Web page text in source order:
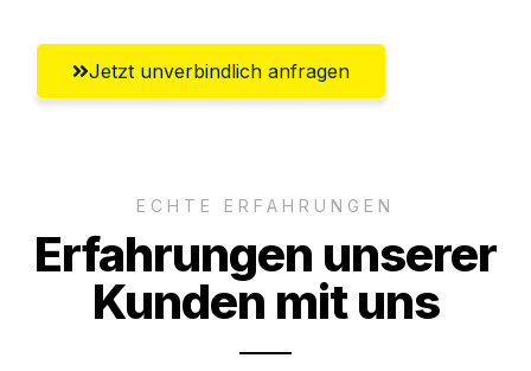
Jetzt unverbindlich anfragen
ECHTE ERFAHRUNGEN
Erfahrungen unserer
Kunden mit uns